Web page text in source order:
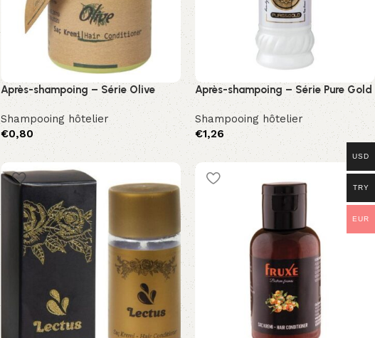
Après-shampoing – Série Olive
Shampooing hôtelier
€0,80
Sepete Ekle
Après-shampoing – Série Pure Gold
Shampooing hôtelier
€1,26
Sepete Ekle USD
TRY
EUR